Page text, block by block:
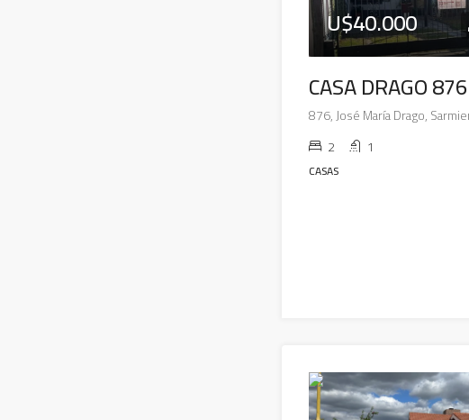
U$40.000
CASA DRAGO 876
2
1
CASAS